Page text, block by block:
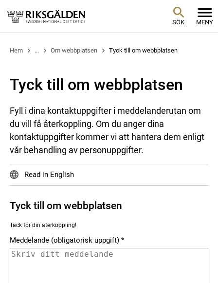
SÖK MENY
Hem ... Om webbplatsen Tyck till om webbplatsen
Tyck till om webbplatsen
Fyll i dina kontaktuppgifter i meddelanderutan om
du vill få återkoppling. Om du anger dina
kontaktuppgifter kommer vi att hantera dem enligt
vår behandling av personuppgifter.
Read in English
Tyck till om webbplatsen
Tack för din återkoppling!
Meddelande (obligatorisk uppgift)